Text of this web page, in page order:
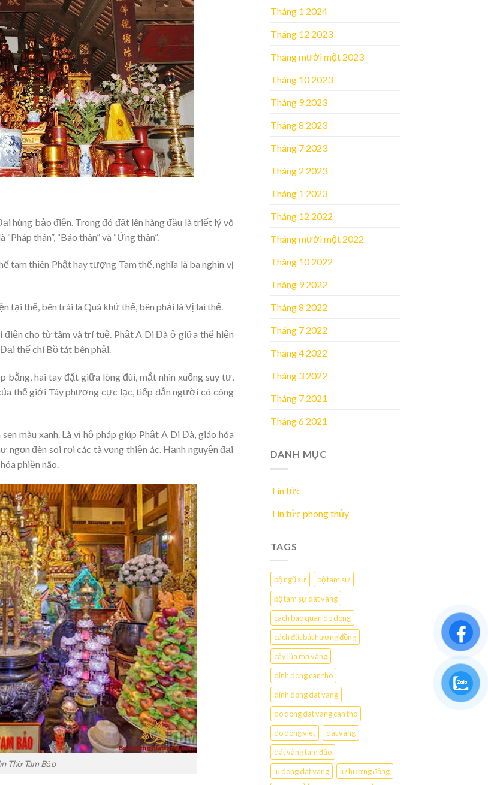
hùng bảo điện. Trong đó đặt lên hàng đầu là triết lý vô
thân”, “Báo thân” và “Ứng thân”.
tam thiên Phật hay tượng Tam thế, nghĩa là ba nghìn vị
tại thế, bên trái là Quá khứ thế, bên phải là Vị lai thế.
cho từ tâm và trí tuệ. Phật A Di Đà ở giữa thể hiện
thế chí Bồ tát bên phải.
hai tay đặt giữa lòng đùi, mắt nhìn xuống suy tư,
thế giới Tây phương cực lạc, tiếp dẫn người có công
màu xanh. Là vị hộ pháp giúp Phật A Di Đà, giáo hóa
ngọn đèn soi rọi các tà vọng thiện ác. Hạnh nguyện đại
phiền não.
Thờ Tam Bảo
Tháng 1 2024
Tháng 12 2023
Tháng mười một 2023
Tháng 10 2023
Tháng 9 2023
Tháng 8 2023
Tháng 7 2023
Tháng 2 2023
Tháng 1 2023
Tháng 12 2022
Tháng mười một 2022
Tháng 10 2022
Tháng 9 2022
Tháng 8 2022
Tháng 7 2022
Tháng 4 2022
Tháng 3 2022
Tháng 7 2021
Tháng 6 2021
DANH MỤC
Tin tức
Tin tức phong thủy
TAGS
bộ ngũ sự
bộ tam sự
bộ tam sự dát vàng
cach bao quan do dong
cách đặt bát hương đồng
cây lúa mạ vàng
dinh dong can tho
dinh dong dat vang
do dong dat vang can tho
do dong viet
dát vàng
dát vàng tam đảo
lu dong dat vang
lư hương đồng